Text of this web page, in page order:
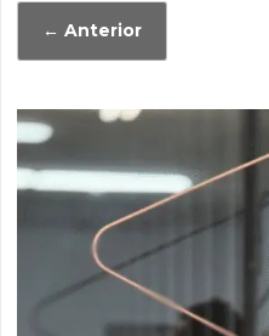
← Anterior